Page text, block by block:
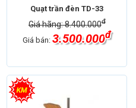
Quạt trần đèn TD-33
Giá hãng: 8.400.000đ
Giá bán:3.500.000đ